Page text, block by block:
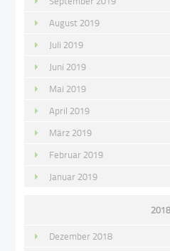
August 2019
Juli 2019
Juni 2019
Mai 2019
April 2019
März 2019
Februar 2019
Januar 2019
2018
Dezember 2018